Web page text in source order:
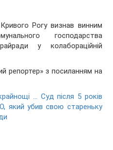
Рогу визнав винним
господарства
у колабораційній
репортер» з посиланням на
... Суд після 5 років
який убив свою стареньку